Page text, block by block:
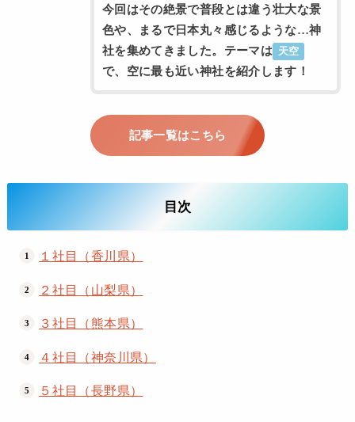
今回はその絶景で普段とは違う壮大な景
色や、まるで日本丸々感じるような…神
社を集めてきました。テーマは 天空
で、空に最も近い神社を紹介します！
記事一覧はこちら
目次
１社目（香川県）
２社目（山梨県）
３社目（熊本県）
４社目（神奈川県）
５社目（長野県）